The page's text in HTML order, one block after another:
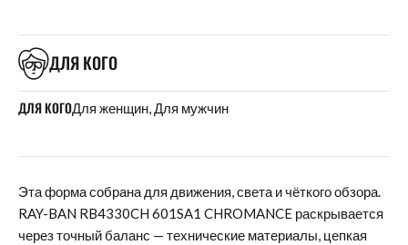
ДЛЯ КОГО
ДЛЯ КОГОДля женщин, Для мужчин
Эта форма собрана для движения, света и чёткого обзора.
RAY-BAN RB4330CH 601SA1 CHROMANCE раскрывается
через точный баланс — технические материалы, цепкая